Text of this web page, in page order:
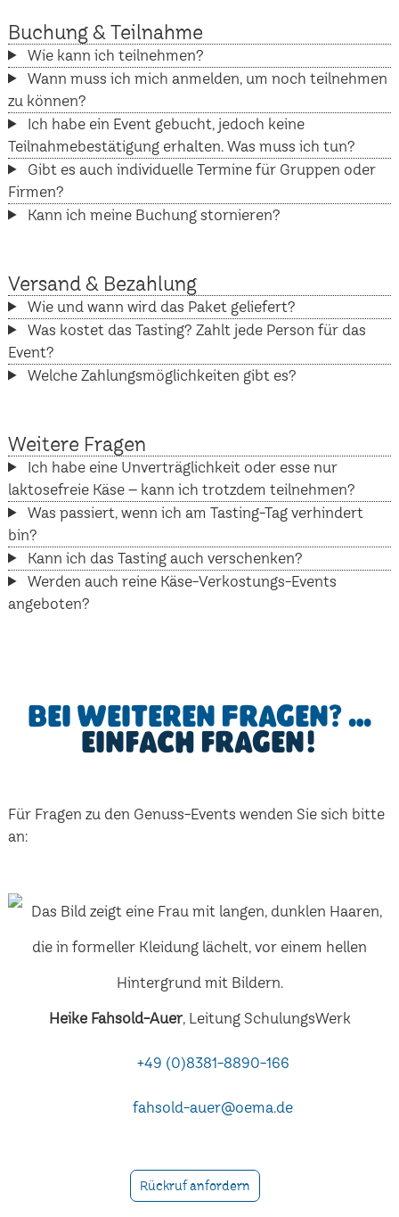
Buchung & Teilnahme
Wie kann ich teilnehmen?
Wann muss ich mich anmelden, um noch teilnehmen
zu können?
Ich habe ein Event gebucht, jedoch keine
Teilnahmebestätigung erhalten. Was muss ich tun?
Gibt es auch individuelle Termine für Gruppen oder
Firmen?
Kann ich meine Buchung stornieren?
Versand & Bezahlung
Wie und wann wird das Paket geliefert?
Was kostet das Tasting? Zahlt jede Person für das
Event?
Welche Zahlungsmöglichkeiten gibt es?
Weitere Fragen
Ich habe eine Unverträglichkeit oder esse nur
laktosefreie Käse – kann ich trotzdem teilnehmen?
Was passiert, wenn ich am Tasting-Tag verhindert
bin?
Kann ich das Tasting auch verschenken?
Werden auch reine Käse-Verkostungs-Events
angeboten?
Bei weiteren Fragen? …
einfach fragen!
Für Fragen zu den Genuss-Events wenden Sie sich bitte
an:
Heike Fahsold-Auer, Leitung SchulungsWerk
+49 (0)8381-8890-166
fahsold-auer@oema.de
Rückruf anfordern